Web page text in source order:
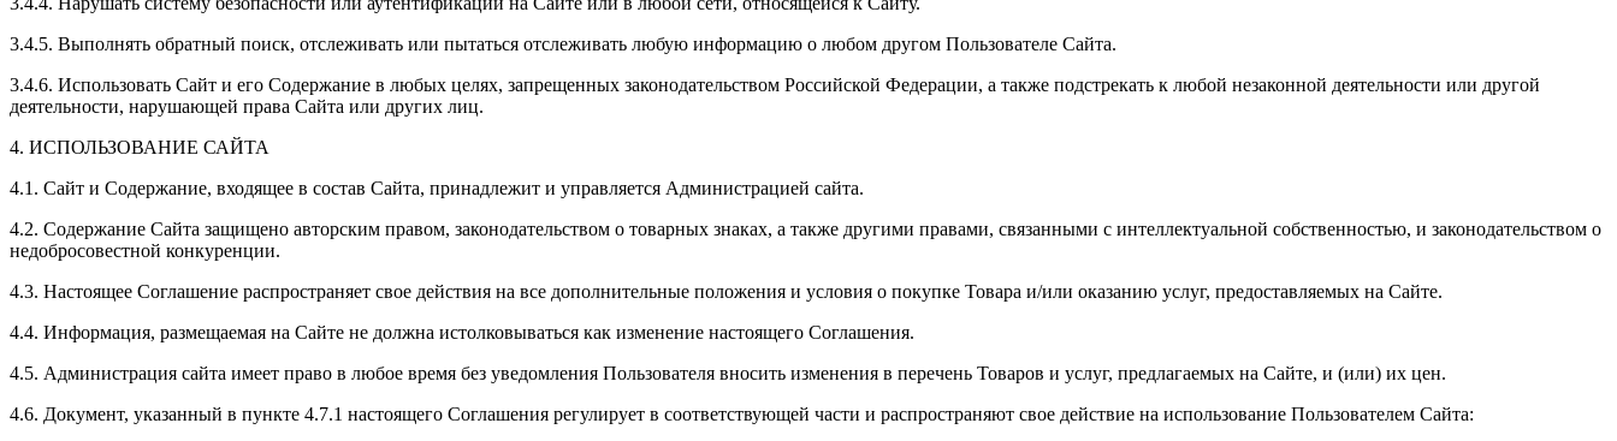
3.4.5. Выполнять обратный поиск, отслеживать или пытаться отслеживать любую информацию о любом другом Пользователе Сайта.
3.4.6. Использовать Сайт и его Содержание в любых целях, запрещенных законодательством Российской Федерации, а также подстрекать к любой незаконной деятельности или другой
деятельности, нарушающей права Сайта или других лиц.
4. ИСПОЛЬЗОВАНИЕ САЙТА
4.1. Сайт и Содержание, входящее в состав Сайта, принадлежит и управляется Администрацией сайта.
4.2. Содержание Сайта защищено авторским правом, законодательством о товарных знаках, а также другими правами, связанными с интеллектуальной собственностью, и законодательством о
недобросовестной конкуренции.
4.3. Настоящее Соглашение распространяет свое действия на все дополнительные положения и условия о покупке Товара и/или оказанию услуг, предоставляемых на Сайте.
4.4. Информация, размещаемая на Сайте не должна истолковываться как изменение настоящего Соглашения.
4.5. Администрация сайта имеет право в любое время без уведомления Пользователя вносить изменения в перечень Товаров и услуг, предлагаемых на Сайте, и (или) их цен.
4.6. Документ, указанный в пункте 4.7.1 настоящего Соглашения регулирует в соответствующей части и распространяют свое действие на использование Пользователем Сайта: